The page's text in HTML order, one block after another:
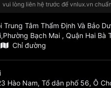
vui lòng liên hệ trước để vnlux.vn
Trung Tâm Thẩm Định Và Bảo
Bạch Mai , Quận Hai Bà
Chỉ đường
Hào Nam, Tổ dân phố 56, Ô